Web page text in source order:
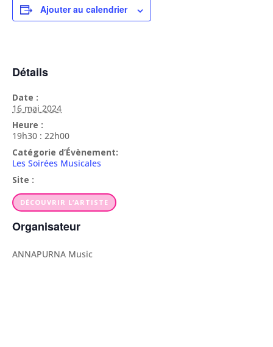
Ajouter au calendrier
Détails
Date :
16 mai 2024
Heure :
19h30 : 22h00
Catégorie d’Évènement:
Les Soirées Musicales
Site :
DÉCOUVRIR L’ARTISTE
Organisateur
ANNAPURNA Music